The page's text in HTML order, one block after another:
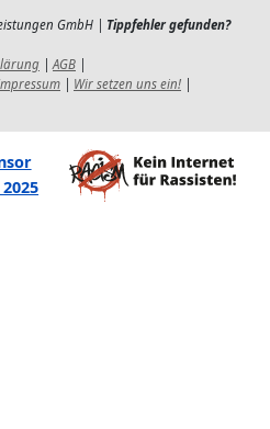
GmbH | Tippfehler gefunden?
AGB
Wir setzen uns ein!